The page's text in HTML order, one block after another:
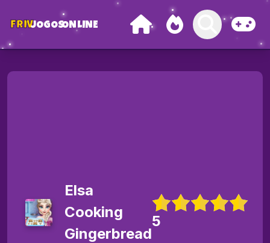
FRIVJOGOSONLINE
Elsa
Cooking
Gingerbread
5